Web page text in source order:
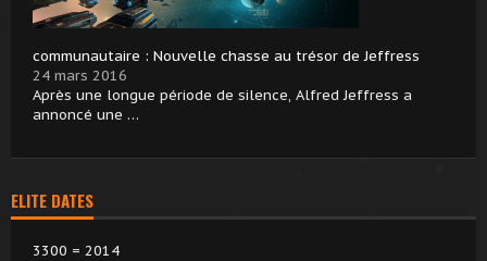
communautaire : Nouvelle chasse au trésor de Jeffress
24 mars 2016
Après une longue période de silence, Alfred Jeffress a
annoncé une …
ELITE DATES
3300 = 2014